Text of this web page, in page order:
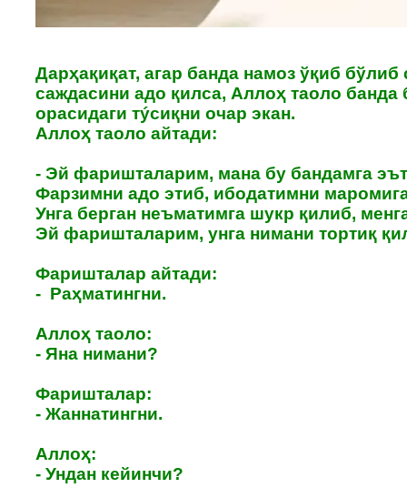
Дарҳақиқат, агар банда намоз ўқиб бўлиб
саждасини адо қилса, Аллоҳ таоло
орасидаги тýсиқни очар экан.
Аллоҳ таоло айтади:
- Эй фаришталарим, мана бу бандамга
Фарзимни адо этиб, ибодатимни
Унга берган неъматимга шукр қилиб,
Эй фаришталарим, унга нимани тортиқ
Фаришталар айтади:
- Раҳматингни.
Аллоҳ таоло:
- Яна нимани?
Фаришталар:
- Жаннатингни.
Аллоҳ:
- Ундан кейинчи?